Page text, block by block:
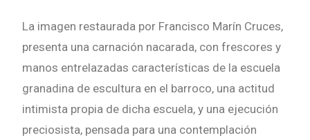
La imagen restaurada por Francisco Marín Cruces,
presenta una carnación nacarada, con frescores y
manos entrelazadas características de la escuela
granadina de escultura en el barroco, una actitud
intimista propia de dicha escuela, y una ejecución
preciosista, pensada para una contemplación